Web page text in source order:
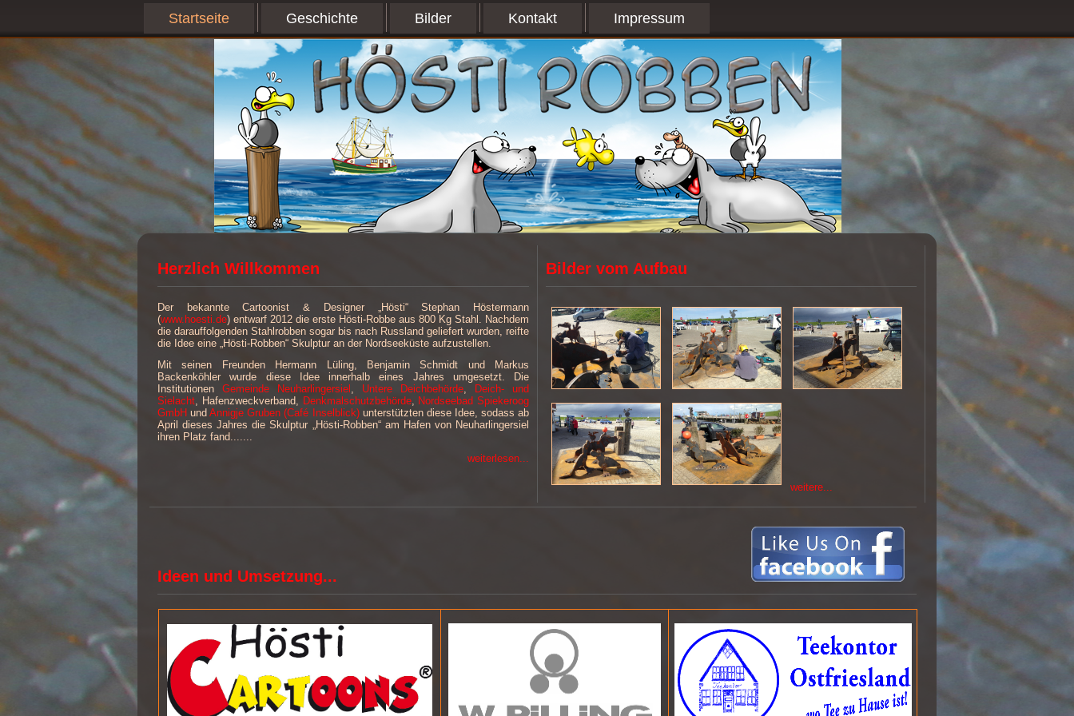
Startseite Geschichte Bilder Kontakt Impressum
Herzlich Willkommen
Der bekannte Cartoonist & Designer „Hösti“ Stephan Höstermann
(www.hoesti.de) entwarf 2012 die erste Hösti-Robbe aus 800 Kg Stahl. Nachdem
die darauffolgenden Stahlrobben sogar bis nach Russland geliefert wurden, reifte
die Idee eine „Hösti-Robben“ Skulptur an der Nordseeküste aufzustellen.
Mit seinen Freunden Hermann Lüling, Benjamin Schmidt und Markus
Backenköhler wurde diese Idee innerhalb eines Jahres umgesetzt. Die
Institutionen Gemeinde Neuharlingersiel , Untere Deichbehörde,
Deich- und
Sielacht, Hafenzweckverband, Denkmalschutzbehörde, Nordseebad Spiekeroog
GmbH undAnnigje Gruben (Café Inselblick)unterstützten diese Idee, sodass ab
April dieses Jahres die Skulptur „Hösti-Robben“ am Hafen von Neuharlingersiel
ihren Platz fand.......
weiterlesen...
Bilder vom Aufbau
weitere...
Ideen und Umsetzung...